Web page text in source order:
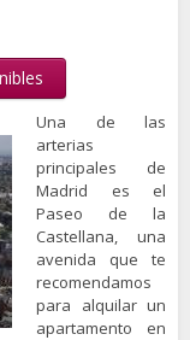
Una de las
arterias
principales de
Madrid es el
Paseo de la
Castellana, una
avenida que te
recomendamos
para alquilar un
apartamento en